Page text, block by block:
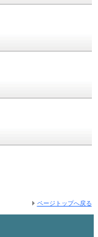
ページトップへ戻る